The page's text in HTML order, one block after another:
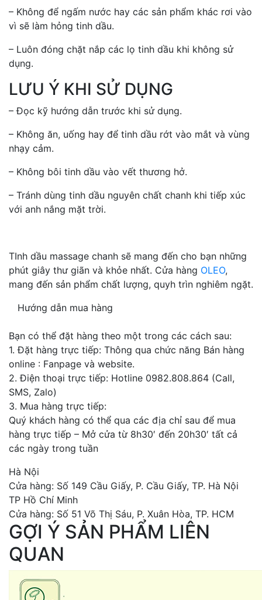
– Không để ngấm nước hay các sản phẩm khác rơi vào
vì sẽ làm hỏng tinh dầu.
– Luôn đóng chặt nắp các lọ tinh dầu khi không sử
dụng.
LƯU Ý KHI SỬ DỤNG
– Đọc kỹ hướng dẫn trước khi sử dụng.
– Không ăn, uống hay để tinh dầu rớt vào mắt và vùng
nhạy cảm.
– Không bôi tinh dầu vào vết thương hở.
– Tránh dùng tinh dầu nguyên chất chanh khi tiếp xúc
với anh nắng mặt trời.
TInh dầu massage chanh sẽ mang đến cho bạn những
phút giây thư giãn và khỏe nhất. Cửa hàng OLEO,
mang đến sản phẩm chất lượng, quyh trìn nghiêm ngặt.
Hướng dẫn mua hàng
Bạn có thể đặt hàng theo một trong các cách sau:
1. Đặt hàng trực tiếp: Thông qua chức năng Bán hàng
online : Fanpage và website.
2. Điện thoại trực tiếp: Hotline 0982.808.864 (Call,
SMS, Zalo)
3. Mua hàng trực tiếp:
Quý khách hàng có thể qua các địa chỉ sau để mua
hàng trực tiếp – Mở cửa từ 8h30′ đến 20h30′ tất cả
các ngày trong tuần
Hà Nội
Cửa hàng: Số 149 Cầu Giấy, P. Cầu Giấy, TP. Hà Nội
TP Hồ Chí Minh
Cửa hàng: Số 51 Võ Thị Sáu, P. Xuân Hòa, TP. HCM
GỢI Ý SẢN PHẨM LIÊN
QUAN